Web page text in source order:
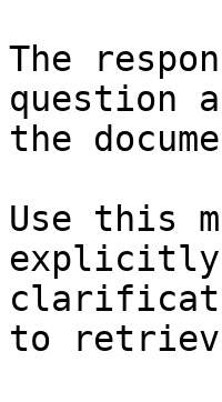
The
question
the
Use this
explicitly